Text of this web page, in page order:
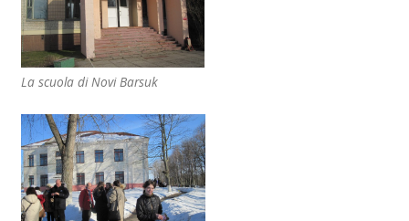
La scuola di Novi Barsuk